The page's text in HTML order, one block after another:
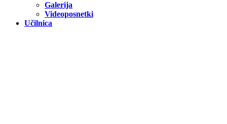
Galerija
Videoposnetki
Učilnica